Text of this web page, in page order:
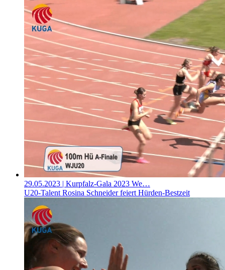
29.05.2023 | Kurpfalz-Gala 2023 We…
U20-Talent Rosina Schneider feiert Hürden-Bestzeit